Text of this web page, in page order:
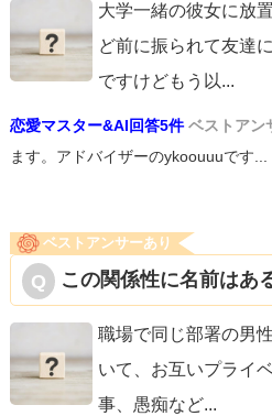
大学一緒の彼女に放
ど前に振られて友達
ですけどもう以...
恋愛マスター&AI回答5件 ベストアン
ます。アドバイザーのykoouuuです...
ベストアンサーあり
この関係性に名前はあ
職場で同じ部署の男
いて、お互いプライ
事、愚痴など...